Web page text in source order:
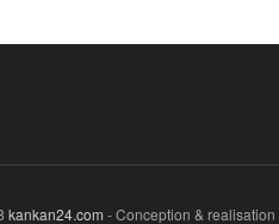
kankan24.com - Conception & realisation